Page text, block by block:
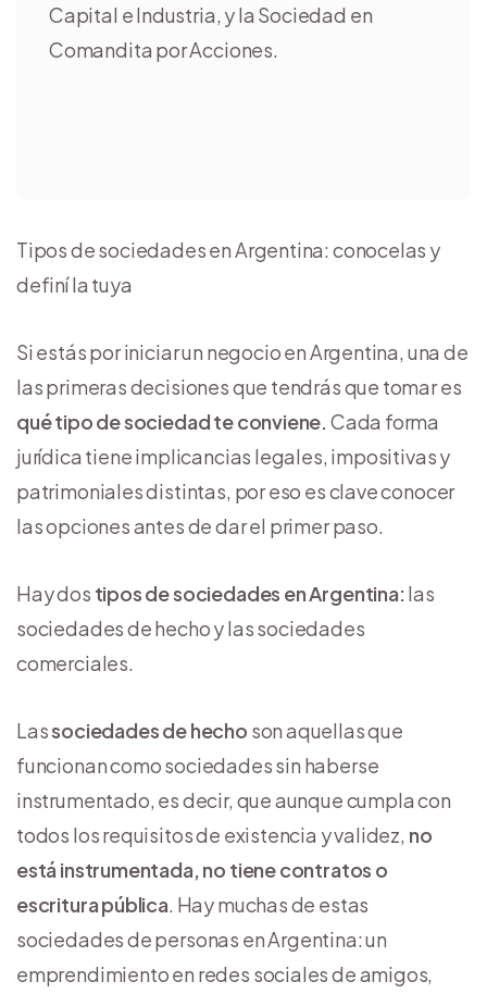
Capital e Industria, y la Sociedad en
Comandita por Acciones.
Tipos de sociedades en Argentina: conocelas y
definí la tuya
Si estás por iniciar un negocio en Argentina, una de
las primeras decisiones que tendrás que tomar es
qué tipo de sociedad te conviene. Cada forma
jurídica tiene implicancias legales, impositivas y
patrimoniales distintas, por eso es clave conocer
las opciones antes de dar el primer paso.
Hay dos tipos de sociedades en Argentina: las
sociedades de hecho y las sociedades
comerciales.
Lassociedades de hecho son aquellas que
funcionan como sociedades sin haberse
instrumentado, es decir, que aunque cumpla con
todos los requisitos de existencia y validez, no
está instrumentada, no tiene contratos o
escritura pública . Hay muchas de estas
sociedades de personas en Argentina: un
emprendimiento en redes sociales de amigos,